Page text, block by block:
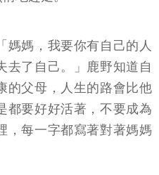
媽媽，我要你有自己的人
去了自己。」鹿野知道自
的父母，人生的路會比他
都要好好活著，不要成為
，每一字都寫著對著媽媽